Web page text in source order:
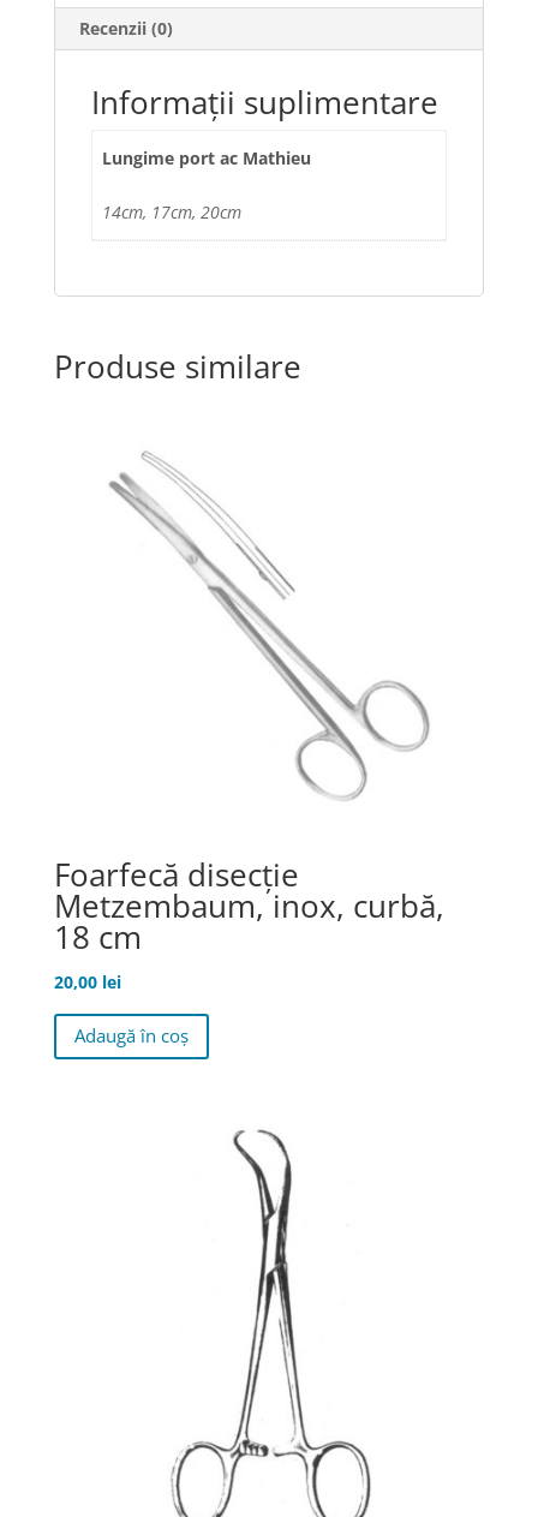
Recenzii (0)
Informații suplimentare
Lungime port ac Mathieu
14cm, 17cm, 20cm
Produse similare
Foarfecă disecţie
Metzembaum, inox, curbă,
18 cm
20,00 lei
Adaugă în coș